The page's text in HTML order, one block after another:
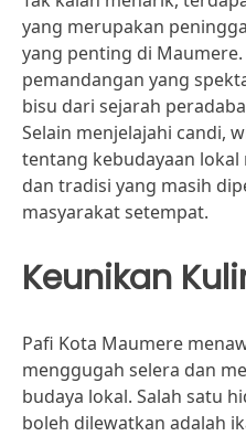
yang merupakan
yang penting di
pemandangan yang
bisu dari sejarah
Selain menjelajahi candi,
tentang kebudayaan
dan tradisi yang masih
masyarakat setempat.
Keunikan
Pafi Kota Maumere
menggugah selera dan
budaya lokal. Salah satu
boleh dilewatkan adalah